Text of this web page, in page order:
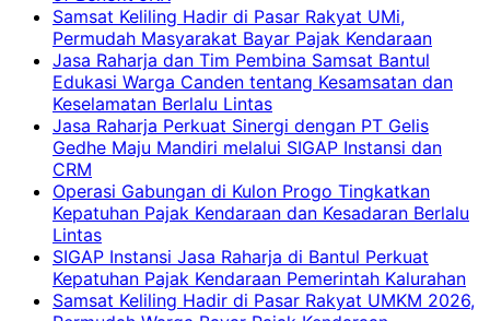
Samsat Keliling Hadir di Pasar Rakyat UMi,
Permudah Masyarakat Bayar Pajak Kendaraan
Jasa Raharja dan Tim Pembina Samsat Bantul
Edukasi Warga Canden tentang Kesamsatan dan
Keselamatan Berlalu Lintas
Jasa Raharja Perkuat Sinergi dengan PT Gelis
Gedhe Maju Mandiri melalui SIGAP Instansi dan
CRM
Operasi Gabungan di Kulon Progo Tingkatkan
Kepatuhan Pajak Kendaraan dan Kesadaran Berlalu
Lintas
SIGAP Instansi Jasa Raharja di Bantul Perkuat
Kepatuhan Pajak Kendaraan Pemerintah Kalurahan
Samsat Keliling Hadir di Pasar Rakyat UMKM 2026,